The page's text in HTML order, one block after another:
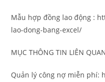
Mẫu hợp đồng lao động :
lao-dong-bang-excel/
MỤC THÔNG TIN LIÊN
Quản lý công nợ miễn phí: